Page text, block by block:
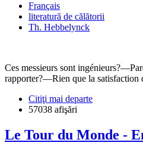
Français
literatură de călătorii
Th. Hebbelynck
Ces messieurs sont
rapporter?—Rien que la satisfaction
Citiţi mai departe
57038 afişări
Le Tour du Monde -